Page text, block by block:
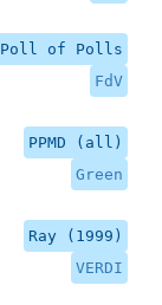
Poll of Polls
FdV
PPMD (all)
Green
Ray (1999)
VERDI